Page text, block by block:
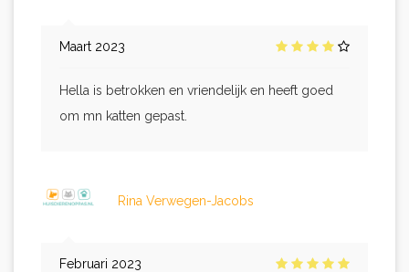
Maart 2023
Hella is betrokken en vriendelijk en heeft goed
om mn katten gepast.
Rina Verwegen-Jacobs
Februari 2023